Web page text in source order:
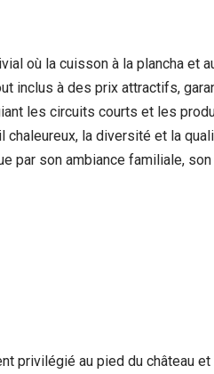
où la cuisson à la plancha et
inclus à des prix attractifs,
les circuits courts et les
la diversité et la
par son ambiance familiale,
privilégié au pied du château